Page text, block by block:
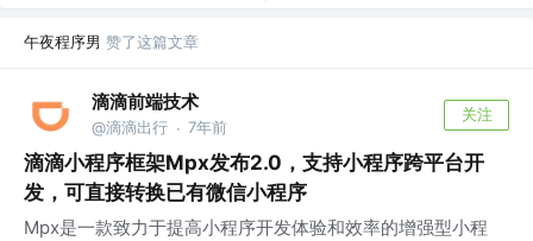
午夜程序男 赞了这篇文章
滴滴前端技术
@滴滴出行 · 7年前
关注
滴滴小程序框架Mpx发布2.0，支持小程序跨平台开
发，可直接转换已有微信小程序
Mpx是一款致力于提高小程序开发体验和效率的增强型小程